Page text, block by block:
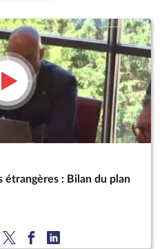
étrangères : Bilan du plan